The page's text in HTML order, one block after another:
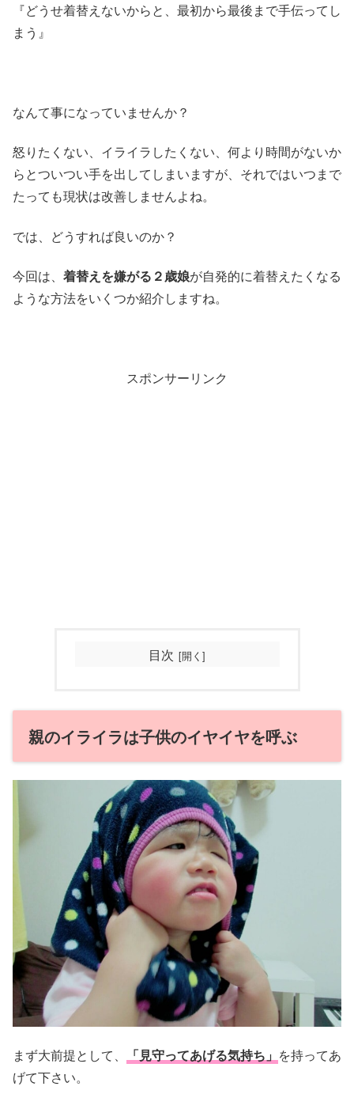
『どうせ着替えないからと、最初から最後まで手伝ってし
まう』
なんて事になっていませんか？
怒りたくない、イライラしたくない、何より時間がないか
らとついつい手を出してしまいますが、それではいつまで
たっても現状は改善しませんよね。
では、どうすれば良いのか？
今回は、 着替えを嫌がる２歳娘が自発的に着替えたくなる
ような方法をいくつか紹介しますね。
スポンサーリンク
目次
親のイライラは子供のイヤイヤを呼ぶ
まず大前提として、 「見守ってあげる気持ち」 を持ってあ
げて下さい。